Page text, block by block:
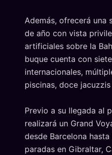
Además, ofrecerá una
de año con vista
artificiales sobre la
buque cuenta con
internacionales,
piscinas, doce
Previo a su llegada al
realizará un Grand
desde Barcelona
paradas en Gibraltar,